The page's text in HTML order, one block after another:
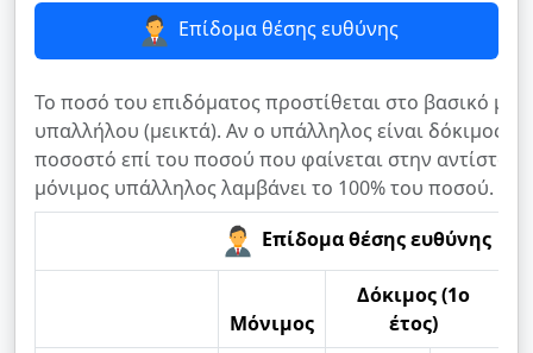
Επίδομα θέσης ευθύνης
Το ποσό του επιδόματος προστίθεται στο βασικό
υπαλλήλου (μεικτά). Αν ο υπάλληλος είναι δόκιμος,
ποσοστό επί του ποσού που φαίνεται στην
μόνιμος υπάλληλος λαμβάνει το 100% του ποσού.
Επίδομα θέσης ευθύνης
Μόνιμος
Δόκιμος (1ο
έτος)